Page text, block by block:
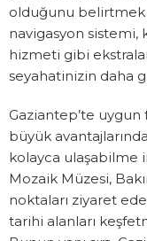
olduğunu belirtmek
navigasyon sistemi,
hizmeti gibi
seyahatinizin daha
Gaziantep’te uygun
büyük
kolayca ulaşabilme
Mozaik Müzesi,
noktaları ziyaret
tarihi alanları